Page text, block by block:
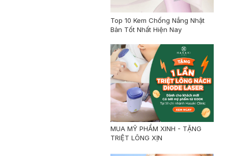
Top 10 Kem Chống Nắng Nhật
Bản Tốt Nhất Hiện Nay
MUA MỸ PHẨM XINH - TẶNG
TRIỆT LÔNG XỊN